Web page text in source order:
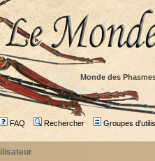
Monde des
FAQ Rechercher Groupes